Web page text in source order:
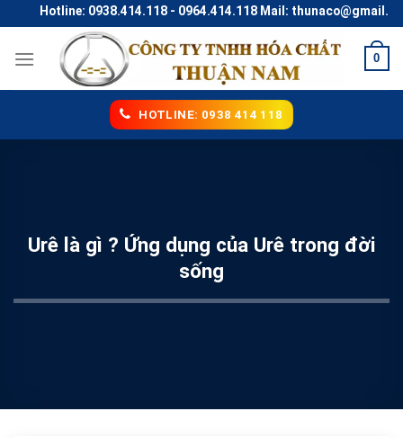
to
content
Hotline: 0938.414.118 - 0964.414.118 Mail: thunaco@gmail.com
0
HOTLINE: 0938 414 118
Urê là gì ? Ứng dụng của Urê trong đời
sống